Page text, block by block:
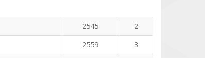
2545
2
2559
3